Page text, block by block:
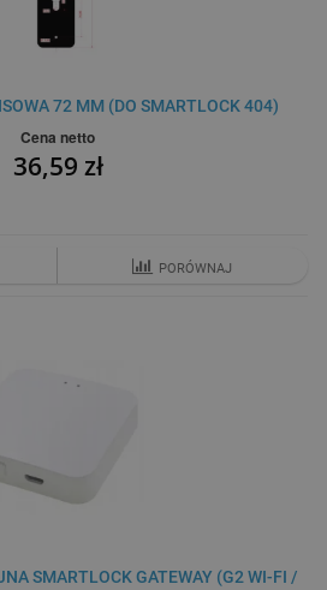
72 MM (DO SMARTLOCK 404)
Cena netto
36,59 zł
PORÓWNAJ
SMARTLOCK GATEWAY (G2 WI-FI /